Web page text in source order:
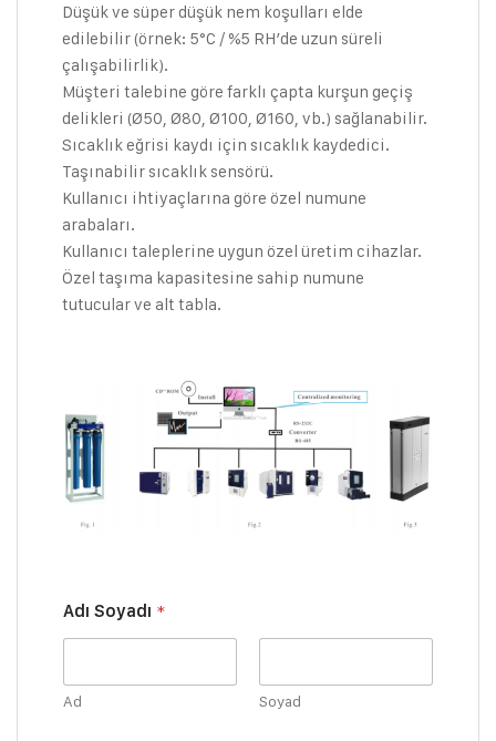
Düşük ve süper düşük nem koşulları elde
edilebilir (örnek: 5°C / %5 RH’de uzun süreli
çalışabilirlik).
Müşteri talebine göre farklı çapta kurşun geçiş
delikleri (Ø50, Ø80, Ø100, Ø160, vb.) sağlanabilir.
Sıcaklık eğrisi kaydı için sıcaklık kaydedici.
Taşınabilir sıcaklık sensörü.
Kullanıcı ihtiyaçlarına göre özel numune
arabaları.
Kullanıcı taleplerine uygun özel üretim cihazlar.
Özel taşıma kapasitesine sahip numune
tutucular ve alt tabla.
-
p
s
t
Adı Soyadı *
Ad Soyad